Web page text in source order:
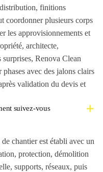
finitions
coordonner plusieurs corps
les approvisionnements et
architecte,
surprises, Renova Clean
avec des jalons clairs
validation du devis et
suivez-vous
chantier est établi avec un
protection, démolition
supports, réseaux, puis